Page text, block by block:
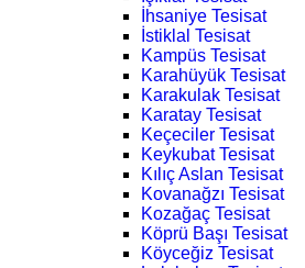
İhsaniye Tesisat
İstiklal Tesisat
Kampüs Tesisat
Karahüyük Tesisat
Karakulak Tesisat
Karatay Tesisat
Keçeciler Tesisat
Keykubat Tesisat
Kılıç Aslan Tesisat
Kovanağzı Tesisat
Kozağaç Tesisat
Köprü Başı Tesisat
Köyceğiz Tesisat